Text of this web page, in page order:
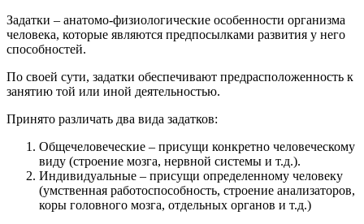
Задатки – анатомо-физиологические особенности организма
человека, которые являются предпосылками развития у него
способностей.
По своей сути, задатки обеспечивают предрасположенность к
занятию той или иной деятельностью.
Принято различать два вида задатков:
Общечеловеческие – присущи конкретно человеческому
виду (строение мозга, нервной системы и т.д.).
Индивидуальные – присущи определенному человеку
(умственная работоспособность, строение анализаторов,
коры головного мозга, отдельных органов и т.д.)